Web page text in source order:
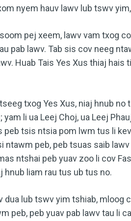
nyem hauv lawv lub tswv
pej xeem, lawv vam txog
pab lawv. Tab sis cov neeg
Huab Tais Yes Xus thiaj hais
txog Yes Xus, niaj hnub
li ua Leej Choj, ua Leej
peb tsis ntsia pom lwm tus li
ntawm peb, peb tsuas saib
ntshai peb yuav zoo li cov
hnub liam rau tus ub tus no.
dua lub tswv yim tshiab, mloog
peb, peb yuav pab lawv tau li